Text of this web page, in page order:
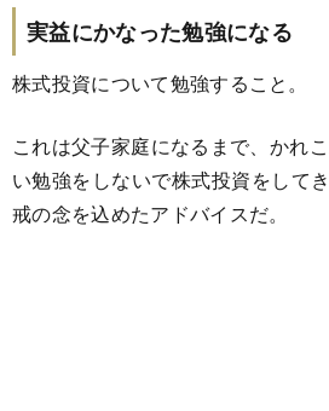
実益にかなった勉強になる
株式投資について勉強すること。
これは父子家庭になるまで、かれ
い勉強をしないで株式投資をして
戒の念を込めたアドバイスだ。